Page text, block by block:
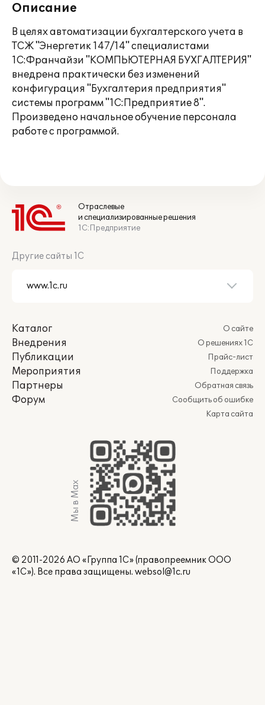
Описание
В целях автоматизации бухгалтерского учета в
ТСЖ "Энергетик 147/14" специалистами
1С:Франчайзи "КОМПЬЮТЕРНАЯ БУХГАЛТЕРИЯ"
внедрена практически без изменений
конфигурация "Бухгалтерия предприятия"
системы программ "1С:Предприятие 8".
Произведено начальное обучение персонала
работе с программой.
Отраслевые
и специализированные решения
1С:Предприятие
Другие сайты 1С
Каталог
Внедрения
Публикации
Мероприятия
Партнеры
Форум
О сайте
О решениях 1С
Прайс-лист
Поддержка
Обратная связь
Сообщить об ошибке
Карта сайта
Мы в Max
© 2011-2026 АО «Группа 1С» (правопреемник ООО
«1С»). Все права защищены. websol@1c.ru